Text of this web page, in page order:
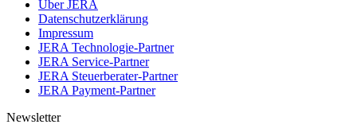
Über JERA
Datenschutzerklärung
Impressum
JERA Technologie-Partner
JERA Service-Partner
JERA Steuerberater-Partner
JERA Payment-Partner
Newsletter